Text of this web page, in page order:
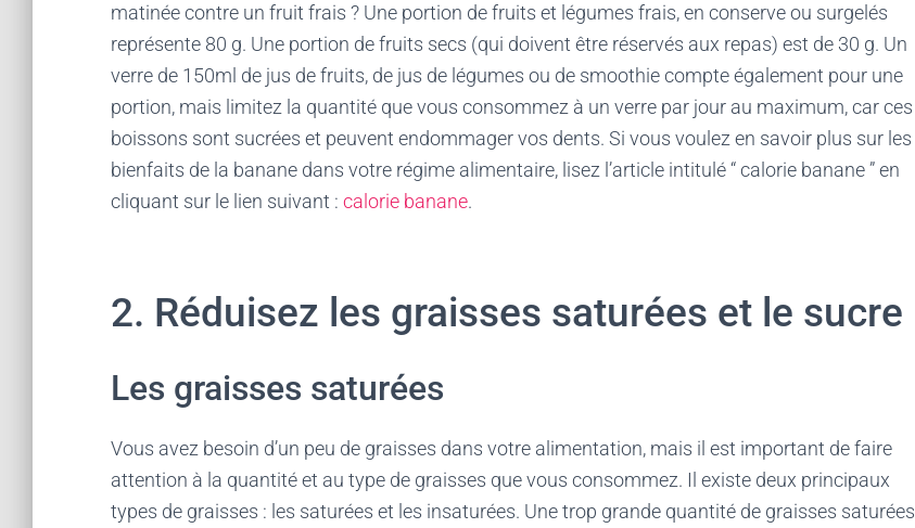
matinée contre un fruit frais ? Une portion de fruits et légumes frais, en conserve ou surgelés
représente 80 g. Une portion de fruits secs (qui doivent être réservés aux repas) est de 30 g. Un
verre de 150ml de jus de fruits, de jus de légumes ou de smoothie compte également pour une
portion, mais limitez la quantité que vous consommez à un verre par jour au maximum, car ces
boissons sont sucrées et peuvent endommager vos dents. Si vous voulez en savoir plus sur les
bienfaits de la banane dans votre régime alimentaire, lisez l’article intitulé “ calorie banane ” en
cliquant sur le lien suivant : calorie banane.
2. Réduisez les graisses saturées et le sucre
Les graisses saturées
Vous avez besoin d’un peu de graisses dans votre alimentation, mais il est important de faire
attention à la quantité et au type de graisses que vous consommez. Il existe deux principaux
types de graisses : les saturées et les insaturées. Une trop grande quantité de graisses saturées